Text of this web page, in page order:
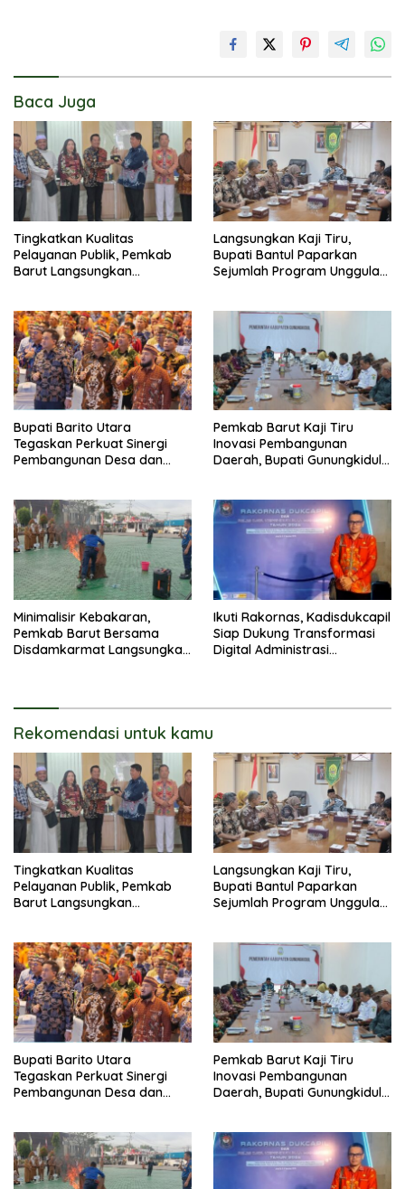
Baca Juga
Tingkatkan Kualitas
Pelayanan Publik, Pemkab
Barut Langsungkan
Langsungkan Kaji Tiru,
Bupati Bantul Paparkan
Sejumlah Program Unggulan
Bupati Barito Utara
Tegaskan Perkuat Sinergi
Pembangunan Desa dan
Pemkab Barut Kaji Tiru
Inovasi Pembangunan
Daerah, Bupati Gunungkidul
Lokal dan Pelestarian
Lingkungan
Minimalisir Kebakaran,
Pemkab Barut Bersama
Disdamkarmat Langsungkan
Ikuti Rakornas, Kadisdukcapil
Siap Dukung Transformasi
Digital Administrasi
Rekomendasi untuk kamu
Tingkatkan Kualitas
Pelayanan Publik, Pemkab
Barut Langsungkan
Langsungkan Kaji Tiru,
Bupati Bantul Paparkan
Sejumlah Program Unggulan
Bupati Barito Utara
Tegaskan Perkuat Sinergi
Pembangunan Desa dan
Pemkab Barut Kaji Tiru
Inovasi Pembangunan
Daerah, Bupati Gunungkidul
Lokal dan Pelestarian
Lingkungan